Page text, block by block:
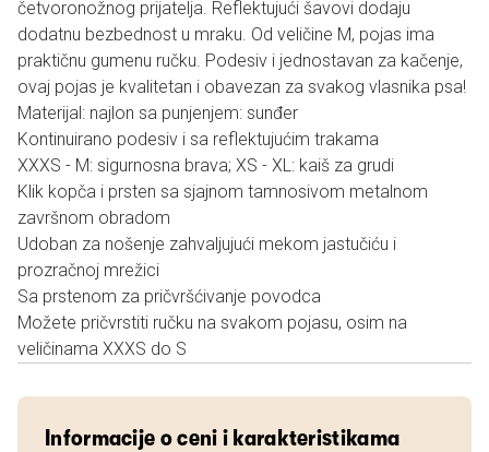
četvoronožnog prijatelja. Reflektujući šavovi dodaju
dodatnu bezbednost u mraku. Od veličine M, pojas ima
praktičnu gumenu ručku. Podesiv i jednostavan za kačenje,
ovaj pojas je kvalitetan i obavezan za svakog vlasnika psa!
Materijal: najlon sa punjenjem: sunđer
Kontinuirano podesiv i sa reflektujućim trakama
XXXS - M: sigurnosna brava; XS - XL: kaiš za grudi
Klik kopča i prsten sa sjajnom tamnosivom metalnom
završnom obradom
Udoban za nošenje zahvaljujući mekom jastučiću i
prozračnoj mrežici
Sa prstenom za pričvršćivanje povodca
Možete pričvrstiti ručku na svakom pojasu, osim na
veličinama XXXS do S
Informacije o ceni i karakteristikama